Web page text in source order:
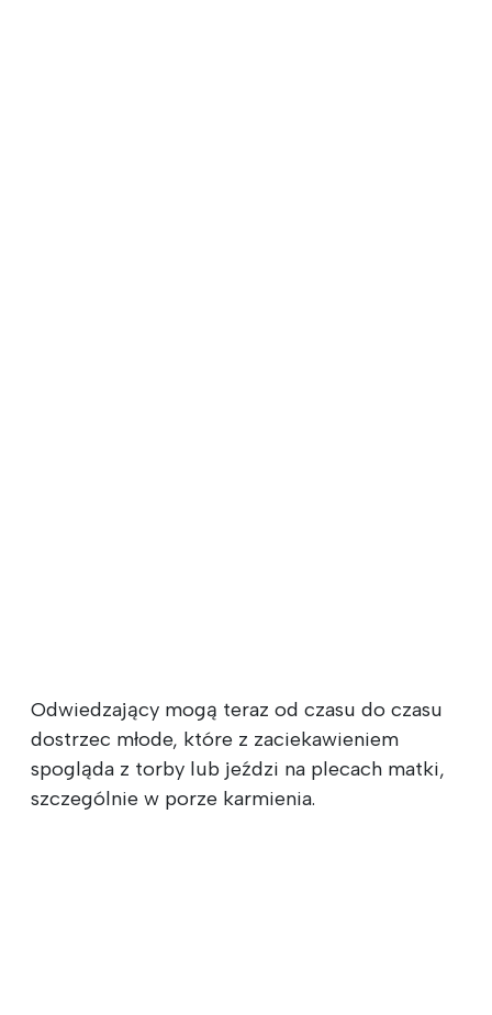
Odwiedzający mogą teraz od czasu do czasu
dostrzec młode, które z zaciekawieniem
spogląda z torby lub jeździ na plecach matki,
szczególnie w porze karmienia.